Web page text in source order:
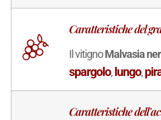
Caratteristiche del
Il vitignoMalvasia
spargolo,lungo,
Caratteristiche